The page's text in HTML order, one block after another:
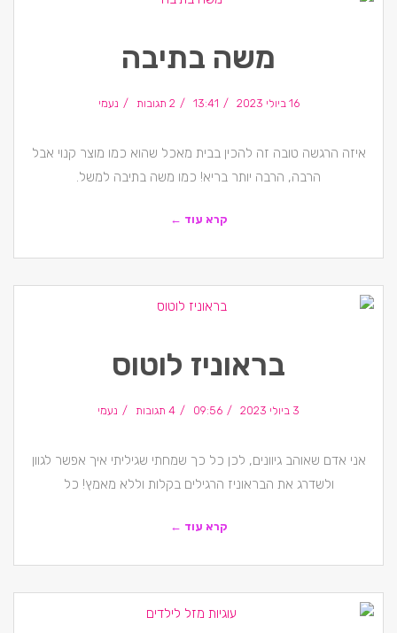
משה בתיבה
16 ביולי 2023 13:41 2 תגובות נעמי
איזה הרגשה טובה זה להכין בבית מאכל שהוא כמו מוצר קנוי אבל
הרבה, הרבה יותר בריא! כמו משה בתיבה למשל.
קרא עוד ←
בראוניז לוטוס
3 ביולי 2023 09:56 4 תגובות נעמי
אני אדם שאוהב גיוונים, לכן כל כך שמחתי שגיליתי איך אפשר לגוון
ולשדרג את הבראוניז הרגילים בקלות וללא מאמץ! כל
קרא עוד ←